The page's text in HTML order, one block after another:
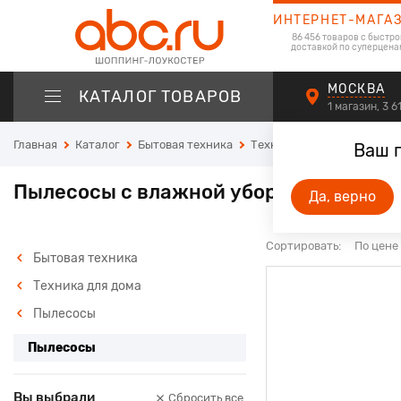
ИНТЕРНЕТ-
86 456 товаров с
доставкой по
КАТАЛОГ ТОВАРОВ
Ваш
Да, верно
МОСКВА
1 магазин, 3
Главная Каталог Бытовая техника Техника для дома
Пылесосы с влажной уборкой
Бытовая техника
Техника для дома
Пылесосы
Пылесосы
Вы выбрали Сбросить все
Сортировать: По цене